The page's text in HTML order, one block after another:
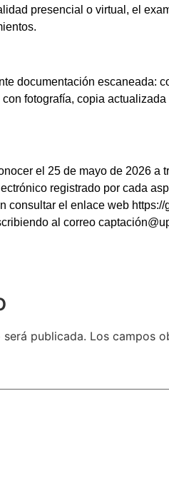
presencial o virtual, el
documentación escaneada:
fotografía, copia
el 25 de mayo de 2026 a
registrado por cada
consultar el enlace web
al correo
publicada. Los campos